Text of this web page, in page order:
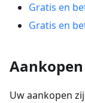
Gratis en
Gratis en
Uw aankopen